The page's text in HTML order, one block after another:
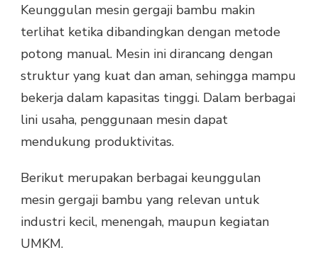
Keunggulan mesin gergaji bambu makin
terlihat ketika dibandingkan dengan metode
potong manual. Mesin ini dirancang dengan
struktur yang kuat dan aman, sehingga mampu
bekerja dalam kapasitas tinggi. Dalam berbagai
lini usaha, penggunaan mesin dapat
mendukung produktivitas.
Berikut merupakan berbagai keunggulan
mesin gergaji bambu yang relevan untuk
industri kecil, menengah, maupun kegiatan
UMKM.